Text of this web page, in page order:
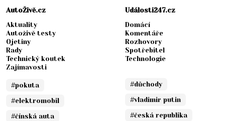
AutoŽivě.cz
Aktuality
Autoživě testy
Ojetiny
Rady
Technický koutek
Zajímavosti
#pokuta
#elektromobil
#čínská auta
Události247.cz
Domácí
Komentáře
Rozhovory
Spotřebitel
Technologie
#důchody
#vladimir putin
#česká republika